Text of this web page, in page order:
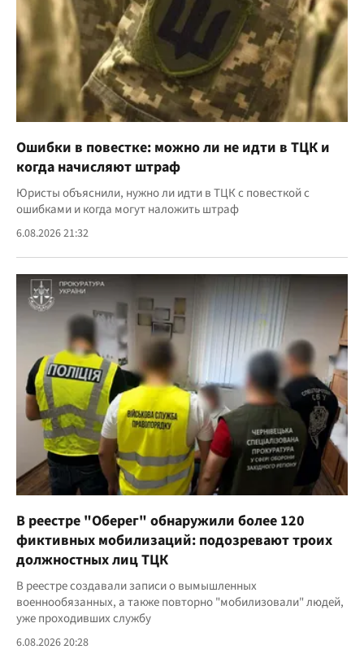
Ошибки в повестке: можно ли не идти в ТЦК и
когда начисляют штраф
Юристы объяснили, нужно ли идти в ТЦК с повесткой с
ошибками и когда могут наложить штраф
6.08.2026 21:32
В реестре "Оберег" обнаружили более 120
фиктивных мобилизаций: подозревают троих
должностных лиц ТЦК
В реестре создавали записи о вымышленных
военнообязанных, а также повторно "мобилизовали" людей,
уже проходивших службу
6.08.2026 20:28